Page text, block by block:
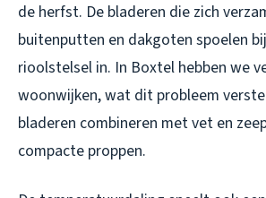
de herfst. De bladeren die zich
buitenputten en dakgoten spoelen
rioolstelsel in. In Boxtel hebben we
woonwijken, wat dit probleem
bladeren combineren met vet en
compacte proppen.